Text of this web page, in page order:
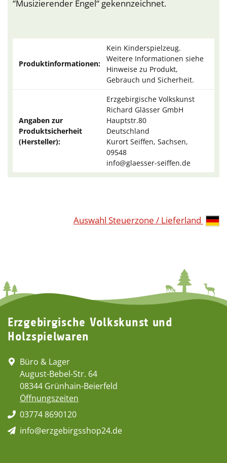
“Musizierender Engel“ gekennzeichnet.
Produktinformationen:
Kein Kinderspielzeug.
Weitere Informationen siehe
Hinweise zu Produkt,
Gebrauch und Sicherheit.
Angaben zur
Produktsicherheit
(Hersteller):
Erzgebirgische Volkskunst
Richard Glässer GmbH
Hauptstr.80
Deutschland
Kurort Seiffen, Sachsen,
09548
info@glaesser-seiffen.de
Auswahl Steuerzone / Lieferland
Erzgebirgische Volkskunst und
Holzspielwaren
Büro & Lager
August-Bebel-Str. 64
08344 Grünhain-Beierfeld
Öffnungszeiten
03774 8690120
info@erzgebirgsshop24.de